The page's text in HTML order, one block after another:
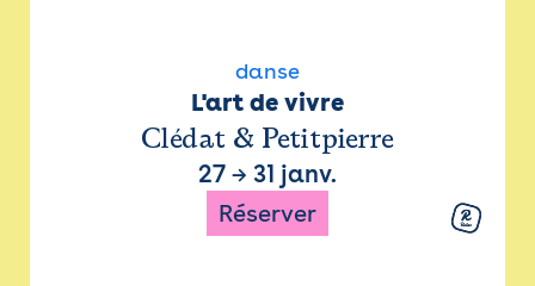
danse
L'art de vivre
Clédat & Petitpierre
27 → 31 janv.
Réserver